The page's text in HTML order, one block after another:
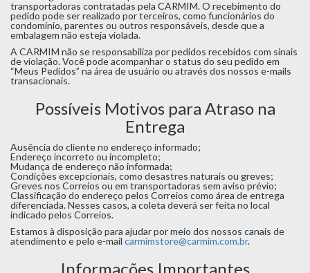
transportadoras contratadas pela CARMIM. O recebimento do
pedido pode ser realizado por terceiros, como funcionários do
condomínio, parentes ou outros responsáveis, desde que a
embalagem não esteja violada.
A CARMIM não se responsabiliza por pedidos recebidos com sinais
de violação. Você pode acompanhar o status do seu pedido em
“Meus Pedidos” na área de usuário ou através dos nossos e-mails
transacionais.
Possíveis Motivos para Atraso na
Entrega
Ausência do cliente no endereço informado;
Endereço incorreto ou incompleto;
Mudança de endereço não informada;
Condições excepcionais, como desastres naturais ou greves;
Greves nos Correios ou em transportadoras sem aviso prévio;
Classificação do endereço pelos Correios como área de entrega
diferenciada. Nesses casos, a coleta deverá ser feita no local
indicado pelos Correios.
Estamos à disposição para ajudar por meio dos nossos canais de
atendimento e pelo e-mail carmimstore@carmim.com.br.
Informações Importantes